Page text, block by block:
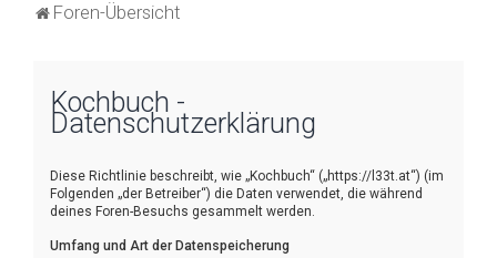
Foren-Übersicht
Kochbuch -
Datenschutzerklärung
Diese Richtlinie beschreibt, wie „Kochbuch“ („https://l33t.at“) (im
Folgenden „der Betreiber“) die Daten verwendet, die während
deines Foren-Besuchs gesammelt werden.
Umfang und Art der Datenspeicherung